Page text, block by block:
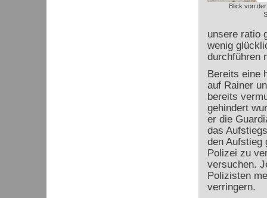
Blick von
unsere ratio
wenig
durchführen
Bereits eine
auf Rainer
bereits
gehindert
er die
das
den Aufstieg
Polizei zu
versuchen.
Polizisten
verringern.